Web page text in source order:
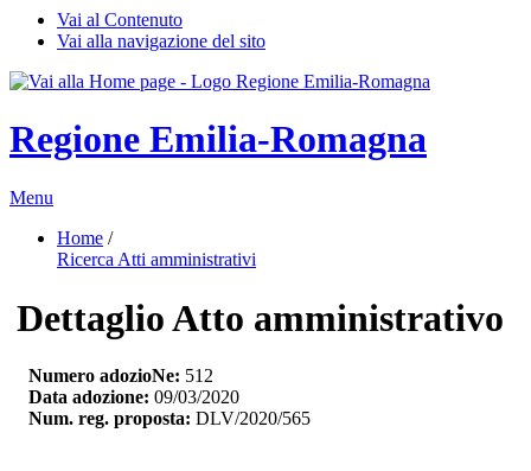
Vai al Contenuto
Vai alla navigazione del sito
Regione Emilia-Romagna
Menu
Home /
Ricerca Atti amministrativi
Dettaglio Atto amministrativo
Numero adozioNe: 512
Data adozione: 09/03/2020
Num. reg. proposta: DLV/2020/565